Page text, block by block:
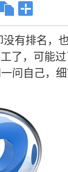
有排名，
了，可能
问自己，